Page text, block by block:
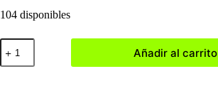
104 disponibles
011
Esmalte
ojo
Añadir al carrito